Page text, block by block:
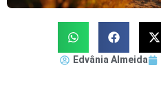
Edvânia Almeida